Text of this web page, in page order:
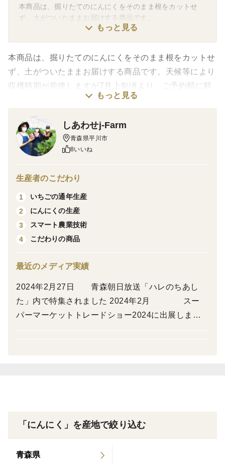
本商品は、掘りたてのにんにくをそのまま根をカットせ
ず、土がついたままお届けする商品です。
もっと見る
本商品は、掘りたてのにんにくをそのまま根をカットせ
ず、土がついたままお届けする商品です。天候等により
収穫時期が前後しますが7月上旬頃より、ご予約順に順
次発送予定です（※例年は6月下旬～のため、前倒しに
生ものですので到着後はお早目にお召し上がりくださ
い。
収穫したてのにんにくは水分量が多く日持ちしないた
め、市場で販売されているにんにくは３週間ほど乾燥処
理されたものが出荷されています。みずみずしく風味豊
かな生にんにくが味わえるのは2週間程の限られた期間
になります。
すりおろしや薄くスライスしてサラダに加えたり、ホク
たっぷりのパスタなど、この時期しか味わえない幻の美
味しさをお楽しみください！
産地の特徴
川水系の豊かな水に恵まれ、昼夜の寒暖差が織りなす気
もっと見る
しあわせj-Farm
青森県平川市
8いいね
生産者のこだわり
1
いちごの通年生産
2
にんにくの生産
3
スマート農業技術
4
こだわりの商品
最近のメディア実績
2024年2月27日 青森朝日放送「ハレのちあし
た」内で特集されました 2024年2月 スー
パーマーケットトレードショー2024に出展しまし
「にんにく」を産地で絞り込む
青森県